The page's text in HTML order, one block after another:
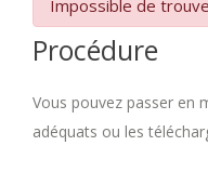
Impossible de
Procédure
Vous pouvez passer en
adéquats ou les